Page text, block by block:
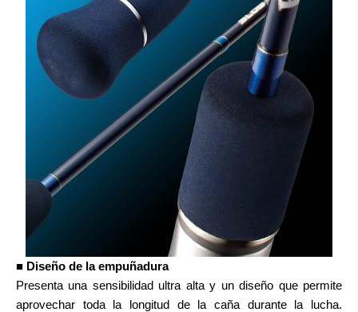
■ Diseño de la empuñadura
Presenta una sensibilidad ultra alta y un diseño que permite
aprovechar toda la longitud de la caña durante la lucha.